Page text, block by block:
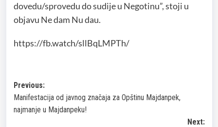
dovedu/sprovedu do sudije u Negotinu”, stoji u
objavu Ne dam Nu dau.
https://fb.watch/sllBqLMPTh/
Post
navigation
Previous:
Manifestacija od javnog značaja za Opštinu Majdanpek,
najmanje u Majdanpeku!
Next: